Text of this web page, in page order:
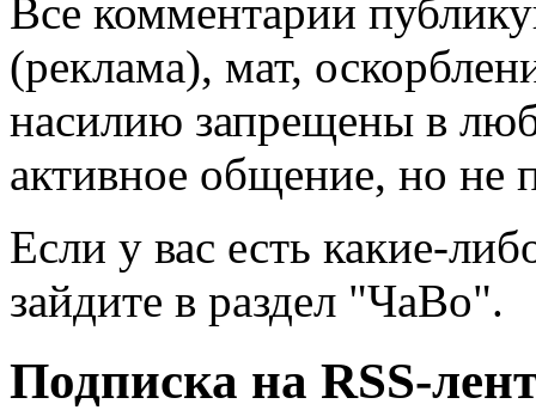
Все комментарии
(реклама), мат,
насилию запрещены в
активное общение, но не
Если у вас есть какие-
зайдите в раздел "ЧаВо".
Подписка на RSS-